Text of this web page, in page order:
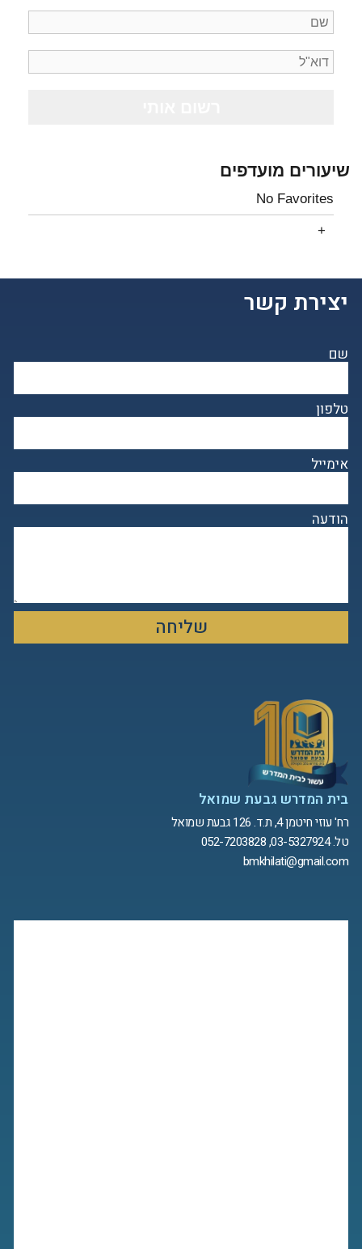
שיעורים מועדפים
No Favorites
יצירת קשר
שם
טלפון
אימייל
הודעה
שליחה
בית המדרש גבעת שמואל
רח' עוזי חיטמן 4, ת.ד. 126 גבעת שמואל
טל. 03-5327924, 052-7203828
bmkhilati@gmail.com